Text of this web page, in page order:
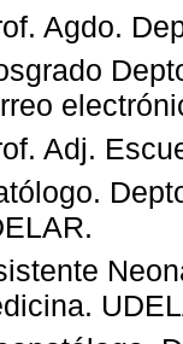
Agdo.
Adj.